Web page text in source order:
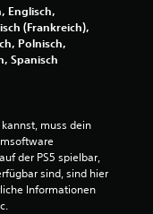
o
S
t
Englisch,
(Frankreich),
Polnisch,
Spanisch
muss dein
der PS5 spielbar,
sind, sind hier
Informationen